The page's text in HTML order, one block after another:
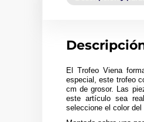
El Trofeo Viena
especial, este trofeo
cm de grosor. Las
este artículo sea
seleccione el color